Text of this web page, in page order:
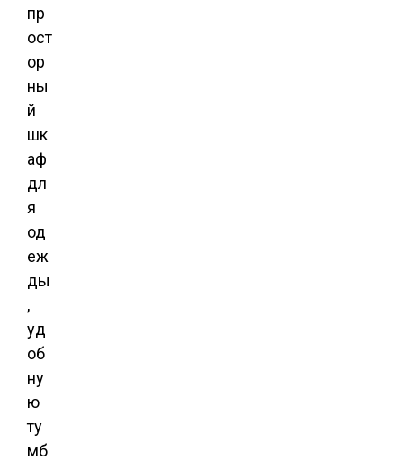
пр
ост
ор
ны
й
шк
аф
дл
я
од
еж
ды
,
уд
об
ну
ю
ту
мб